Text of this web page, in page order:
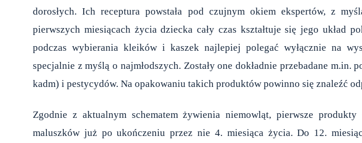
dorosłych. Ich receptura powstała pod czujnym okiem ekspertów, z
pierwszych miesiącach życia dziecka cały czas kształtuje się jego układ
podczas wybierania kleików i kaszek najlepiej polegać wyłącznie na
specjalnie z myślą o najmłodszych. Zostały one dokładnie przebadane
kadm) i pestycydów. Na opakowaniu takich produktów powinno się znaleźć
Zgodnie z aktualnym schematem żywienia niemowląt, pierwsze
maluszków już po ukończeniu przez nie 4. miesiąca życia. Do 12.